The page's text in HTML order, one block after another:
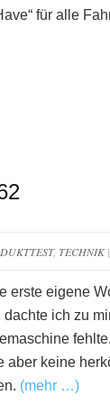
für alle
, TECHNIK|
erste eigene
ich zu
aber keine
(mehr …)